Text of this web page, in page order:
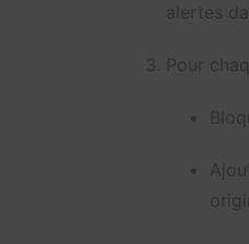
alertes
Pour